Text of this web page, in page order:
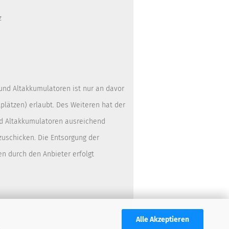
Alle Akzeptieren
Altakkumulatoren ist nur an davor
erlaubt. Des Weiteren hat der
Altakkumulatoren ausreichend
Die Entsorgung der
durch den Anbieter erfolgt